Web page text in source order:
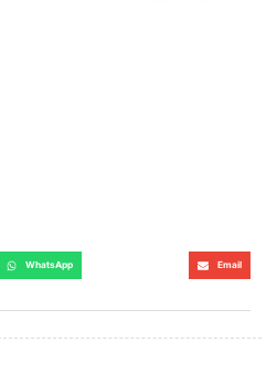
WhatsApp Email